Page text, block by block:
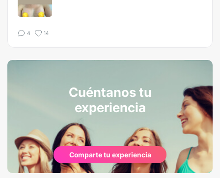
4 14
Cuéntanos tu
experiencia
Comparte tu experiencia